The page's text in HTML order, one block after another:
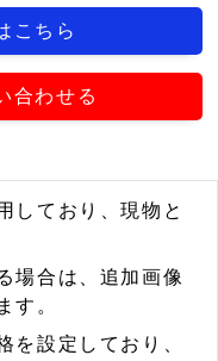
こちら
合わせる
しており、現物と
場合は、追加画像
す。
を設定しており、